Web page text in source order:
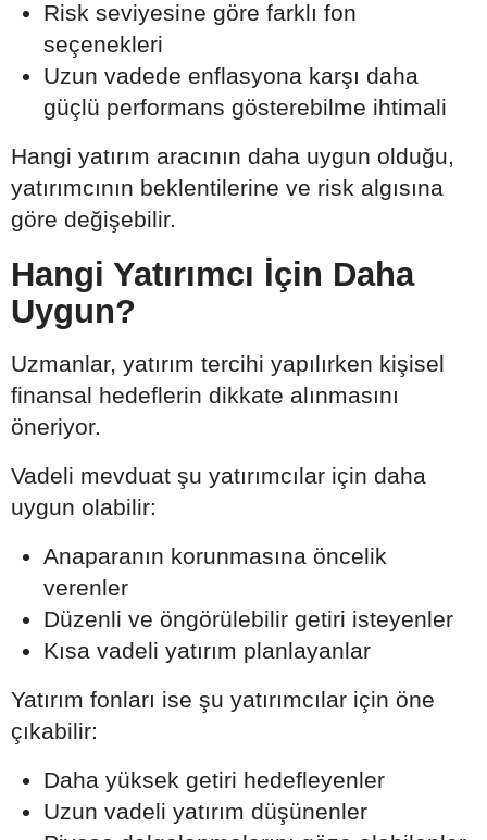
Risk seviyesine göre farklı fon
seçenekleri
Uzun vadede enflasyona karşı daha
güçlü performans gösterebilme ihtimali
Hangi yatırım aracının daha uygun olduğu,
yatırımcının beklentilerine ve risk algısına
göre değişebilir.
Hangi Yatırımcı İçin Daha
Uygun?
Uzmanlar, yatırım tercihi yapılırken kişisel
finansal hedeflerin dikkate alınmasını
öneriyor.
Vadeli mevduat şu yatırımcılar için daha
uygun olabilir:
Anaparanın korunmasına öncelik
verenler
Düzenli ve öngörülebilir getiri isteyenler
Kısa vadeli yatırım planlayanlar
Yatırım fonları ise şu yatırımcılar için öne
çıkabilir:
Daha yüksek getiri hedefleyenler
Uzun vadeli yatırım düşünenler